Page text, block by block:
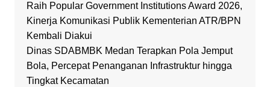
Raih Popular Government Institutions Award 2026,
Kinerja Komunikasi Publik Kementerian ATR/BPN
Kembali Diakui
Dinas SDABMBK Medan Terapkan Pola Jemput
Bola, Percepat Penanganan Infrastruktur hingga
Tingkat Kecamatan